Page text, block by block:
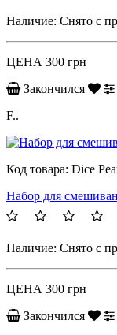
Наличие: Снято с
ЦЕНА 300 грн
Закончился
F..
Код товара: Dice
Набор для
Наличие: Снято с
ЦЕНА 300 грн
Закончился